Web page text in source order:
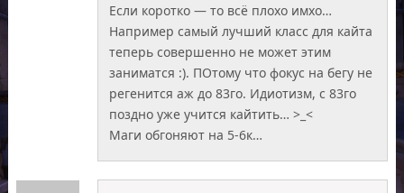
Если коротко — то всё плохо имхо…
Например самый лучший класс для кайта
теперь совершенно не может этим
заниматся :). ПОтому что фокус на бегу не
регенится аж до 83го. Идиотизм, с 83го
поздно уже учится кайтить… >_<
Маги обгоняют на 5-6к…